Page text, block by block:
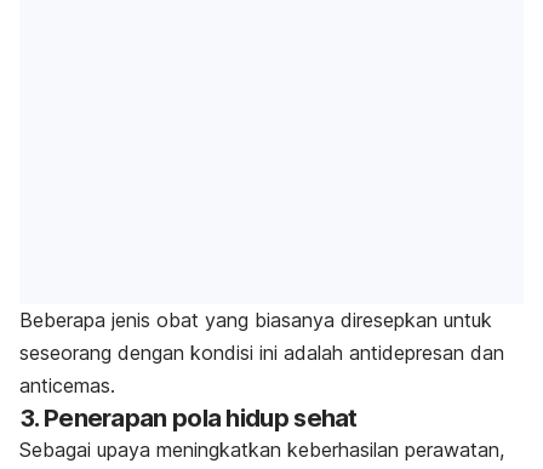
Beberapa jenis obat yang biasanya diresepkan untuk
seseorang dengan kondisi ini adalah antidepresan dan
anticemas.
3. Penerapan pola hidup sehat
Sebagai upaya meningkatkan keberhasilan perawatan,